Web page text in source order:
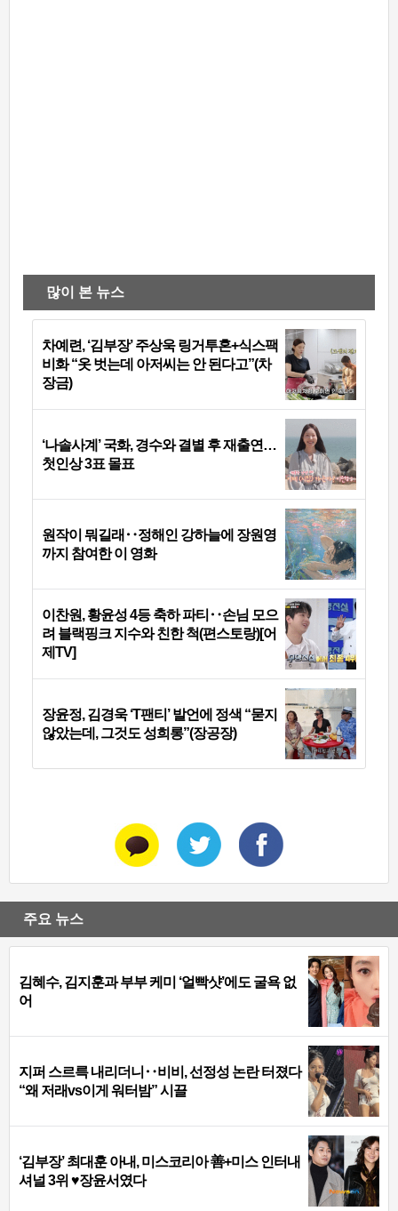
많이 본 뉴스
차예련, ‘김부장’ 주상욱 링거투혼+식스팩
비화 “옷 벗는데 아저씨는 안 된다고”(차
장금)
‘나솔사계’ 국화, 경수와 결별 후 재출연…
첫인상 3표 몰표
원작이 뭐길래‥정해인 강하늘에 장원영
까지 참여한 이 영화
이찬원, 황윤성 4등 축하 파티‥손님 모으
려 블랙핑크 지수와 친한 척(편스토랑)[어
제TV]
장윤정, 김경욱 ‘T팬티’ 발언에 정색 “묻지
않았는데, 그것도 성희롱”(장공장)
주요 뉴스
김혜수, 김지훈과 부부 케미 ‘얼빡샷’에도 굴욕 없
어
지퍼 스르륵 내리더니‥비비, 선정성 논란 터졌다
“왜 저래vs이게 워터밤” 시끌
‘김부장’ 최대훈 아내, 미스코리아 善+미스 인터내
셔널 3위 ♥장윤서였다